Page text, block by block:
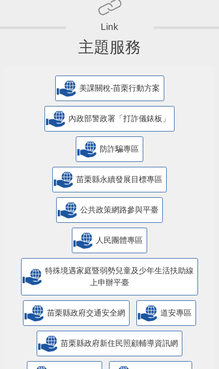
主題服務
美課關稅-苗栗行動方案
內政部警政署「打詐儀錶板」
防詐騙專區
苗栗縣永續發展目標專區
公共政策網路參與平臺
人民團體專區
特殊境遇家庭暨弱勢兒童及少年生活扶助線
上申辦平臺
苗栗縣政府交通安全網 道安專區
苗栗縣政府新住民照顧輔導資訊網